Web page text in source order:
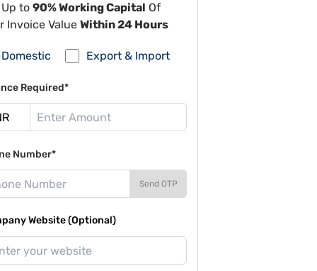
to 90% Working Capital Of
Invoice Value Within 24 Hours
Domestic Export & Import
Required*
Number*
Send OTP
Website (Optional)